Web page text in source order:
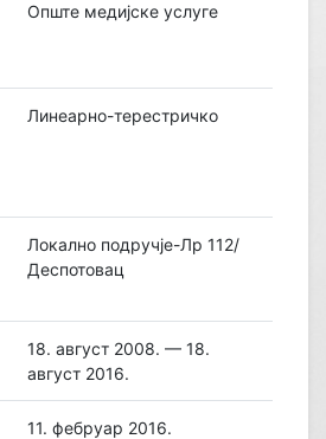
Опште медијске услуге
Линеарно-терестричко
Локално подручје-Лр 112/
Деспотовац
18. август 2008. — 18.
август 2016.
11. фебруар 2016.